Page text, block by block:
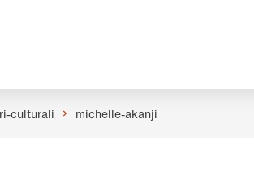
culturali michelle-akanji